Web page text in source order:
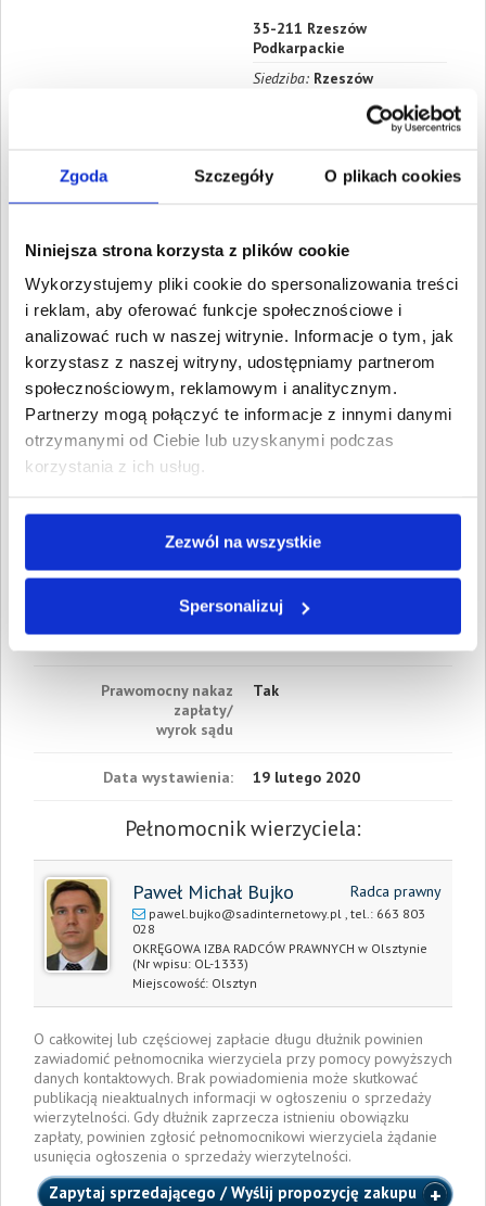
Zgoda Szczegóły O plikach cookies
Niniejsza strona korzysta z plików cookie
Wykorzystujemy pliki cookie do spersonalizowania treści
i reklam, aby oferować funkcje społecznościowe i
analizować ruch w naszej witrynie. Informacje o tym, jak
korzystasz z naszej witryny, udostępniamy partnerom
społecznościowym, reklamowym i analitycznym.
Partnerzy mogą połączyć te informacje z innymi danymi
otrzymanymi od Ciebie lub uzyskanymi podczas
korzystania z ich usług.
Zezwól na wszystkie
Spersonalizuj
35-211 Rzeszów
Podkarpackie
Siedziba: Rzeszów
180668586
KRS:
0000378237
Data wymagalności:
2. Gospodarcze
Wartość:1 045,50 PLN
Data wymagalności:25
marca 2015
3. Gospodarcze
Wartość:922,50 PLN
Koszty sądowe:
Prawomocny nakaz
zapłaty/
wyrok sądu
Tak
Data wystawienia: 19 lutego 2020
Pełnomocnik wierzyciela:
Paweł Michał Bujko Radca prawny
pawel.bujko@sadinternetowy.pl , tel.: 663 803
028
OKRĘGOWA IZBA RADCÓW PRAWNYCH w Olsztynie
(Nr wpisu: OL-1333)
Miejscowość: Olsztyn
O całkowitej lub częściowej zapłacie długu dłużnik powinien
zawiadomić pełnomocnika wierzyciela przy pomocy powyższych
danych kontaktowych. Brak powiadomienia może skutkować
publikacją nieaktualnych informacji w ogłoszeniu o sprzedaży
wierzytelności. Gdy dłużnik zaprzecza istnieniu obowiązku
zapłaty, powinien zgłosić pełnomocnikowi wierzyciela żądanie
usunięcia ogłoszenia o sprzedaży wierzytelności.
Zapytaj sprzedającego / Wyślij propozycję zakupu